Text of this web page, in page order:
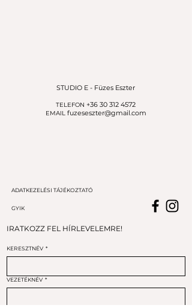
STUDIO E - Füzes Eszter
TELEFON +36 30 312 4572
EMAIL fuzeseszter@gmail.com
ADATKEZELÉSI TÁJÉKOZTATÓ
GYIK
IRATKOZZ FEL HÍRLEVELEMRE!
KERESZTNÉV *
VEZETÉKNÉV *